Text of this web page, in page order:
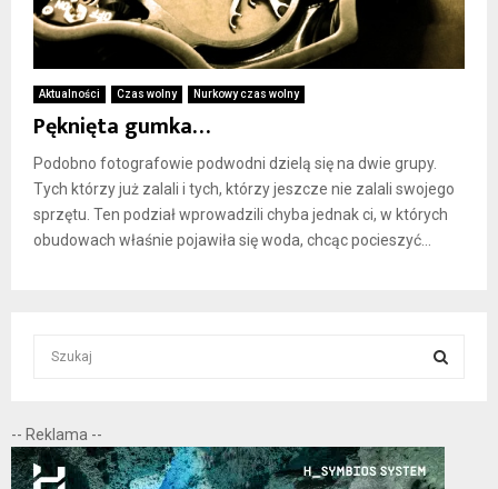
Aktualności Czas wolny Nurkowy czas wolny
Pęknięta gumka…
Podobno fotografowie podwodni dzielą się na dwie grupy.
Tych którzy już zalali i tych, którzy jeszcze nie zalali swojego
sprzętu. Ten podział wprowadzili chyba jednak ci, w których
obudowach właśnie pojawiła się woda, chcąc pocieszyć...
c
h
f
E
-- Reklama --